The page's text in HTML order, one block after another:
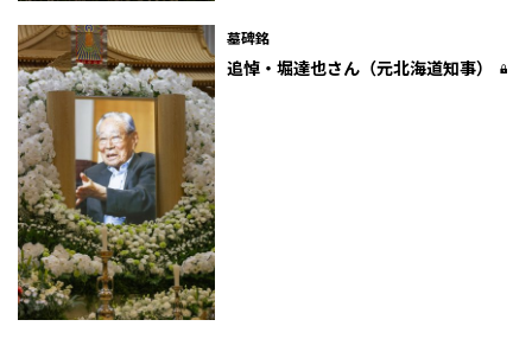
墓碑銘
追悼・堀達也さん（元北海道知事）